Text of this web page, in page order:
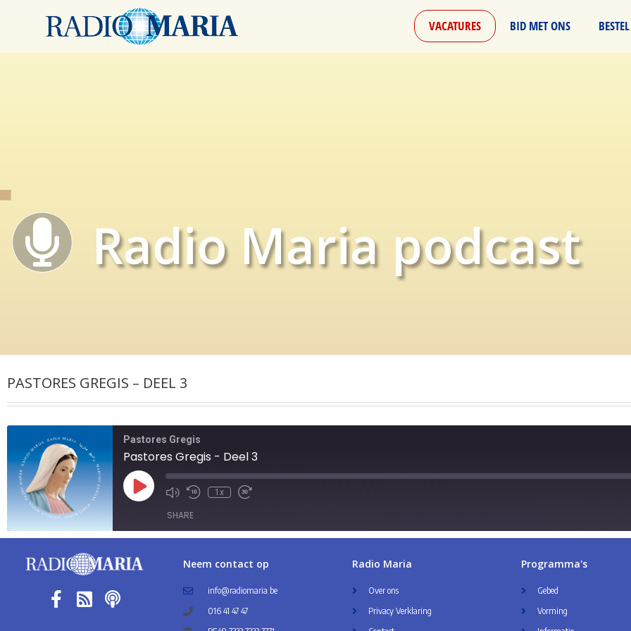
VACATURES BID MET ONS BESTEL
Radio Maria podcast
PASTORES GREGIS – DEEL 3
Pastores Gregis
Pastores Gregis - Deel 3
1x
SHARE
SHARE Neem contact op
info@radiomaria.be
016 41 47 47
Radio Maria
Over ons
Privacy Verklaring
Programma's
Gebed
Vorming